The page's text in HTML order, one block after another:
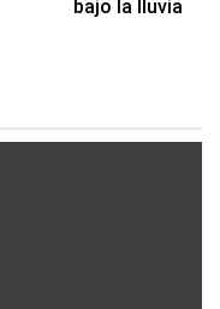
bajo la lluvia